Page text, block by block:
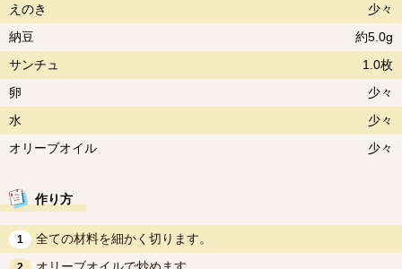
えのき
少々
納豆
約5.0g
サンチュ
1.0枚
卵
少々
水
少々
オリーブオイル
少々
作り方
1 全ての材料を細かく切ります。